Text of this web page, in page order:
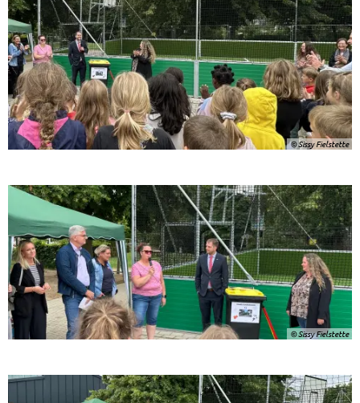
© Sissy Fielstette
© Sissy Fielstette